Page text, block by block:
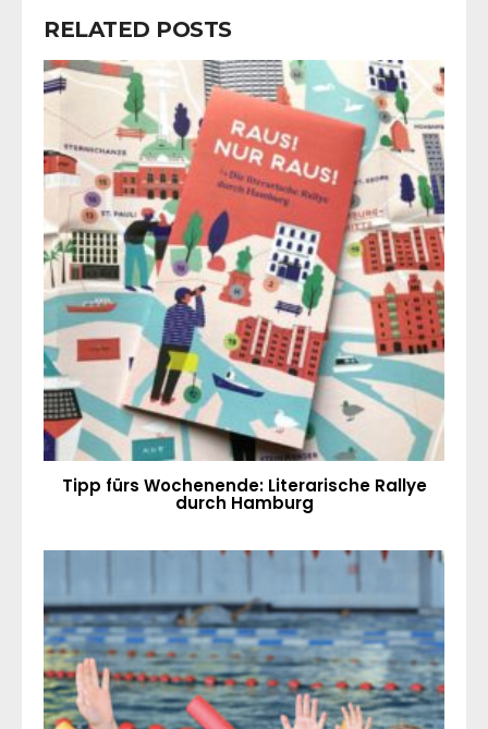
RELATED POSTS
Tipp fürs Wochenende: Literarische Rallye
durch Hamburg